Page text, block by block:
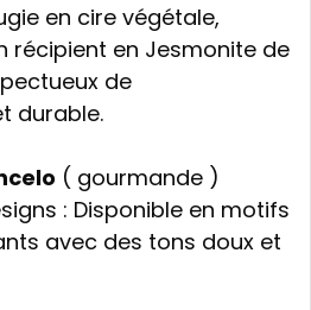
en cire végétale,
récipient en Jesmonite de
de
durable.
( gourmande )
: Disponible en motifs
avec des tons doux et